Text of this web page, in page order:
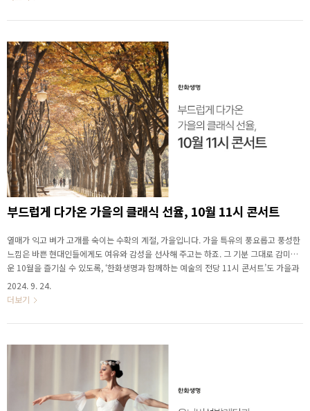
사라질 거예요. ▶ 11월 11시 콘서트, 이 곡과 함께해요! 드보르자크, 카니발 서
자연을 표현한 제1곡 ..
부드럽게 다가온 가을의 클래식 선율, 10월 11시 콘서트
열매가 익고 벼가 고개를 숙이는 수확의 계절, 가을입니다. 가을 특유의 풍요롭고 풍성한
느낌은 바쁜 현대인들에게도 여유와 감성을 선사해 주고는 하죠. 그 기분 그대로 감미로
운 10월을 즐기실 수 있도록, ‘한화생명과 함께하는 예술의 전당 11시 콘서트’도 가을과
어울리는 풍성한 프로그램을 준비했습니다. 니콜라이의 오페라, 모차르트의 협주 교향
곡, 차이콥스키의 교향곡을 한 번에 감상할 수 있는 기회, 놓치지 마세요! ▶ 10월 11시
표한 동명의 희곡을 독일의 작곡가 니콜라이가 오페라로 각색한 작품입니다. 주인공 폴
2024. 9. 24.
더보기